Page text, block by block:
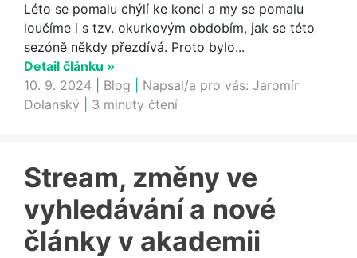
Léto se pomalu chýlí ke konci a my se pomalu
loučíme i s tzv. okurkovým obdobím, jak se této
sezóně někdy přezdívá. Proto bylo...
Detail článku »
10. 9. 2024
Blog Napsal/a pro vás: Jaromír
Dolanský
3 minuty čtení
Stream, změny ve
vyhledávání a nové
články v akademii